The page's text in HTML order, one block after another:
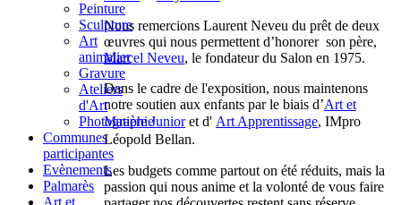
Nous remercions Laurent Neveu du prêt de deux
œuvres qui nous permettent d’honorer son père,
Marcel Neveu, le fondateur du Salon en 1975.
Dans le cadre de l'exposition, nous maintenons
notre soutien aux enfants par le biais d’Art et
Matière Junioret d' Art Apprentissage, IMpro
Léopold Bellan.
Les budgets comme partout on été réduits, mais la
passion qui nous anime et la volonté de vous faire
Peinture
Sculpture
Art
animalier
Gravure
Ateliers
d'Art
Photographie
Communes
participantes
Evènements
Palmarès